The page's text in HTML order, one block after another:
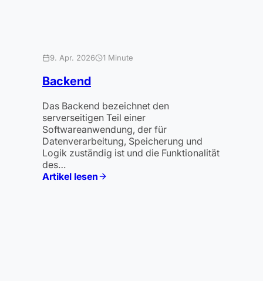
9. Apr. 2026 1 Minute
Backend
Das Backend bezeichnet den
serverseitigen Teil einer
Softwareanwendung, der für
Datenverarbeitung, Speicherung und
Logik zuständig ist und die Funktionalität
des…
Artikel lesen
: